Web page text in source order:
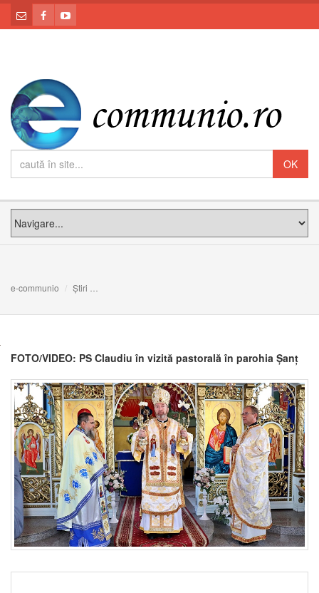
e-communio Știri
FOTO/VIDEO: PS Claudiu în vizită pastorală în parohia Șanț